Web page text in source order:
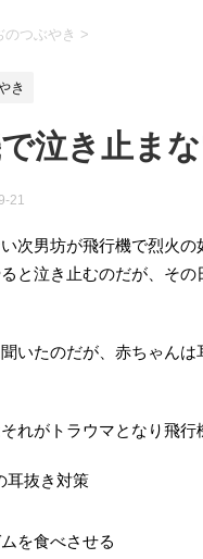
のつぶやき >
き
泣き止ま
21
次男坊が飛行機で烈火
と泣き止むのだが、そ
いたのだが、赤ちゃん
れがトラウマとなり飛行
耳抜き対策
を食べさせる